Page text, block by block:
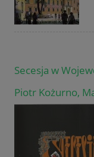
Secesja w
Piotr Kożurno,